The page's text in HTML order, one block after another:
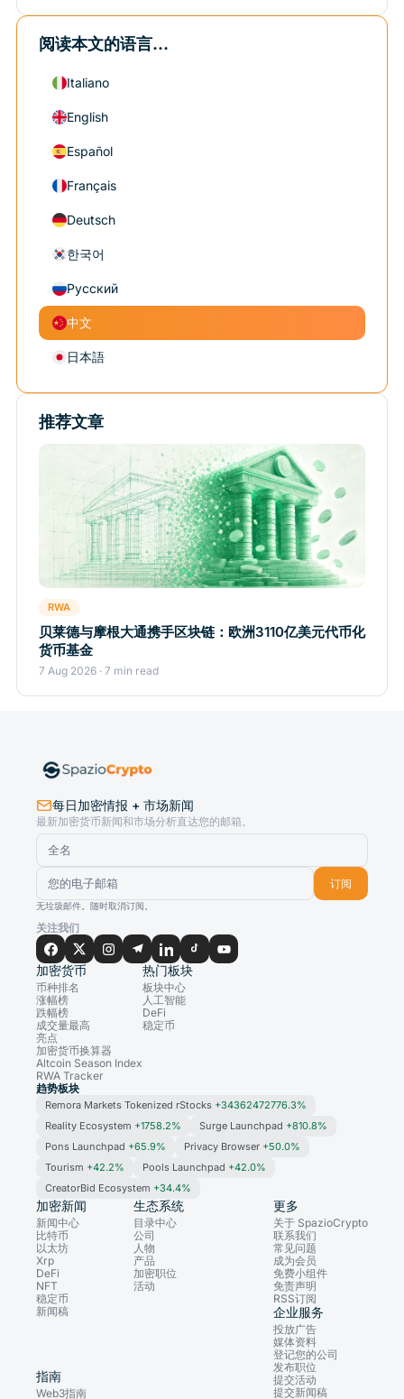
阅读本文的语言...
Italiano
English
Español
Français
Deutsch
한국어
Русский
中文
日本語
推荐文章
RWA
贝莱德与摩根大通携手区块链：欧洲3110亿美元代币化
货币基金
7 Aug 2026 · 7 min read
每日加密情报 + 市场新闻
最新加密货币新闻和市场分析直达您的邮箱。
订阅
无垃圾邮件。随时取消订阅。
关注我们
加密货币
币种排名
涨幅榜
跌幅榜
成交量最高
亮点
加密货币换算器
Altcoin Season Index
RWA Tracker
热门板块
板块中心
人工智能
DeFi
稳定币
趋势板块
Remora Markets Tokenized rStocks +34362472776.3%
Reality Ecosystem +1758.2% Surge Launchpad +810.8%
Pons Launchpad +65.9% Privacy Browser +50.0%
Tourism +42.2% Pools Launchpad +42.0%
CreatorBid Ecosystem +34.4%
加密新闻
新闻中心
比特币
以太坊
Xrp
DeFi
NFT
稳定币
新闻稿
生态系统
目录中心
公司
人物
产品
加密职位
活动
指南
Web3指南
更多
关于 SpazioCrypto
联系我们
常见问题
成为会员
免费小组件
免责声明
RSS订阅
企业服务
投放广告
媒体资料
登记您的公司
发布职位
提交活动
提交新闻稿